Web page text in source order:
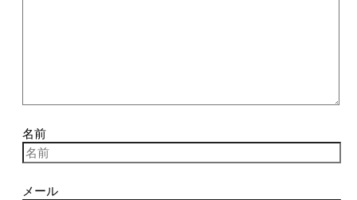
名前
メール